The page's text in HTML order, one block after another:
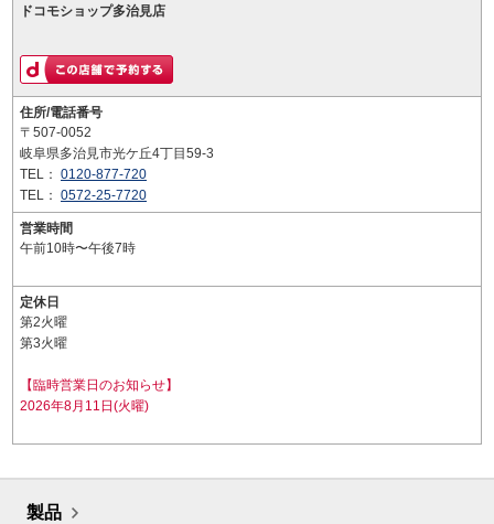
ドコモショップ多治見店
住所/電話番号
〒507-0052
岐阜県多治見市光ケ丘4丁目59-3
TEL： 0120-877-720
TEL： 0572-25-7720
営業時間
午前10時〜午後7時
定休日
第2火曜
第3火曜
【臨時営業日のお知らせ】
2026年8月11日(火曜)
製品